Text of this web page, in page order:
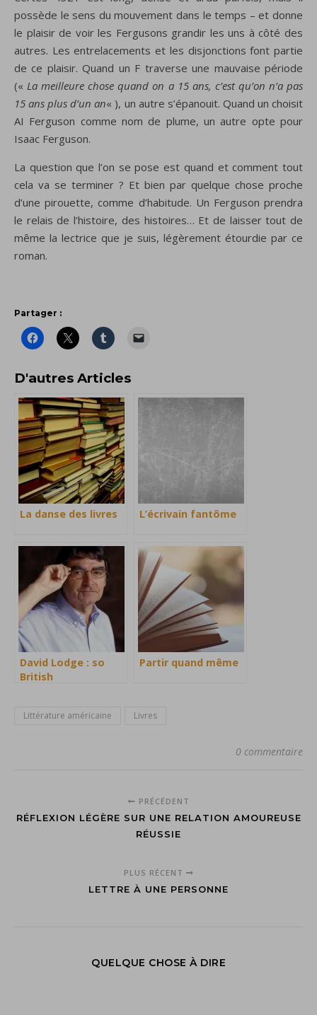
possède le sens du mouvement dans le temps – et donne
le plaisir de voir les Fergusons grandir les uns à côté des
autres. Les entrelacements et les disjonctions font partie
de ce plaisir. Quand un F traverse une mauvaise période
(« La meilleure chose quand on a 15 ans, c’est qu’on n’a pas
15 ans plus d’un an« ), un autre s’épanouit. Quand un choisit
AI Ferguson comme nom de plume, un autre opte pour
Isaac Ferguson.
La question que l’on se pose est quand et comment tout
cela va se terminer ? Et bien par quelque chose proche
d’une pirouette, comme d’habitude. Un Ferguson prendra
le relais de l’histoire, des histoires… Et de laisser tout de
même la lectrice que je suis, légèrement étourdie par ce
roman.
Partager :
D'autres Articles
La danse des livres L’écrivain fantôme
David Lodge : so
British
Partir quand même
Littérature américaine Livres
0 commentaire
PRÉCÉDENT
RÉFLEXION LÉGÈRE SUR UNE RELATION AMOUREUSE
RÉUSSIE
PLUS RÉCENT
LETTRE À UNE PERSONNE
QUELQUE CHOSE À DIRE